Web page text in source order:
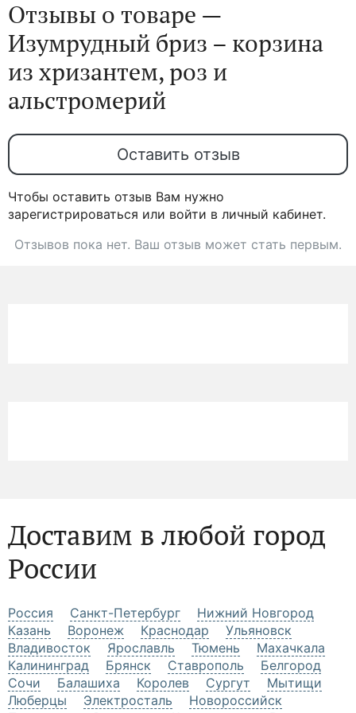
Отзывы о товаре —
Изумрудный бриз – корзина
из хризантем, роз и
альстромерий
Оставить отзыв
Чтобы оставить отзыв Вам нужно
зарегистрироваться или войти в личный кабинет.
Отзывов пока нет. Ваш отзыв может стать первым.
Доставим в любой город
России
Россия Санкт-Петербург
Нижний Новгород
Казань
Воронеж Краснодар
Ульяновск
Владивосток
Ярославль Тюмень
Махачкала
Калининград
Брянск Ставрополь
Белгород
Сочи
Балашиха Королев Сургут
Мытищи
Люберцы
Электросталь
Новороссийск